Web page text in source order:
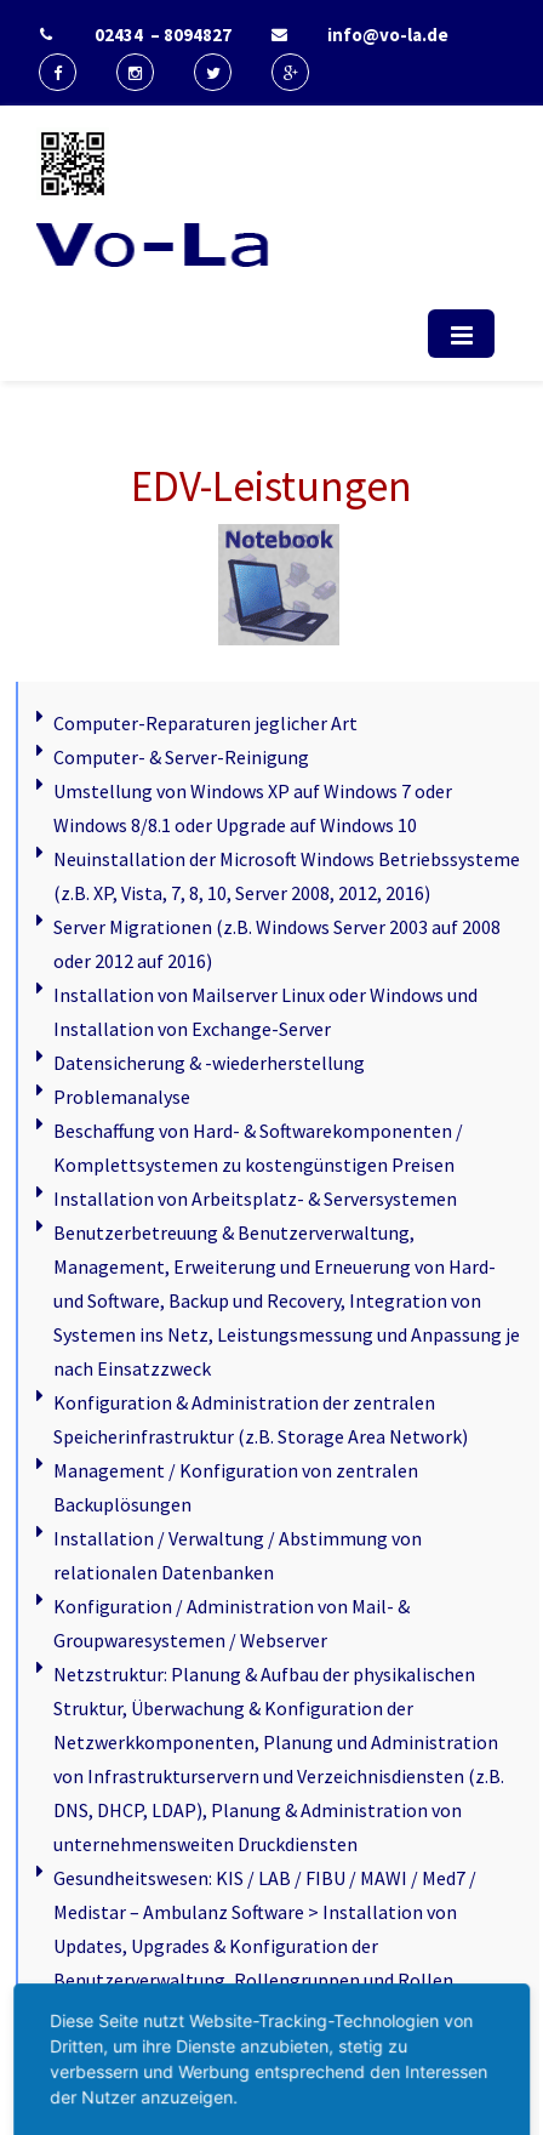
02434 – 8094827 info@vo-la.de
EDV-Leistungen
Computer-Reparaturen jeglicher Art
Computer- & Server-Reinigung
Umstellung von Windows XP auf Windows 7 oder
Windows 8/8.1 oder Upgrade auf Windows 10
Neuinstallation der Microsoft Windows Betriebssysteme
(z.B. XP, Vista, 7, 8, 10, Server 2008, 2012, 2016)
Server Migrationen (z.B. Windows Server 2003 auf 2008
oder 2012 auf 2016)
Installation von Mailserver Linux oder Windows und
Installation von Exchange-Server
Datensicherung & -wiederherstellung
Problemanalyse
Beschaffung von Hard- & Softwarekomponenten /
Komplettsystemen zu kostengünstigen Preisen
Installation von Arbeitsplatz- & Serversystemen
Benutzerbetreuung & Benutzerverwaltung,
Management, Erweiterung und Erneuerung von Hard-
und Software, Backup und Recovery, Integration von
Systemen ins Netz, Leistungsmessung und Anpassung je
nach Einsatzzweck
Konfiguration & Administration der zentralen
Speicherinfrastruktur (z.B. Storage Area Network)
Management / Konfiguration von zentralen
Backuplösungen
Installation / Verwaltung / Abstimmung von
relationalen Datenbanken
Konfiguration / Administration von Mail- &
Groupwaresystemen / Webserver
Netzstruktur: Planung & Aufbau der physikalischen
Struktur, Überwachung & Konfiguration der
Netzwerkkomponenten, Planung und Administration
von Infrastrukturservern und Verzeichnisdiensten (z.B.
DNS, DHCP, LDAP), Planung & Administration von
unternehmensweiten Druckdiensten
Gesundheitswesen: KIS / LAB / FIBU / MAWI / Med7 /
Medistar – Ambulanz Software > Installation von
Updates, Upgrades & Konfiguration der
Benutzerverwaltung, Rollengruppen und Rollen
VMware Installation & Konfiguration (Server &
Workstation)
Installation von Video- & Audio-
Überwachungssystemen (Innen- & Aussenbereiche)
Diese Seite nutzt Website-Tracking-Technologien von
Dritten, um ihre Dienste anzubieten, stetig zu
verbessern und Werbung entsprechend den Interessen
der Nutzer anzuzeigen.